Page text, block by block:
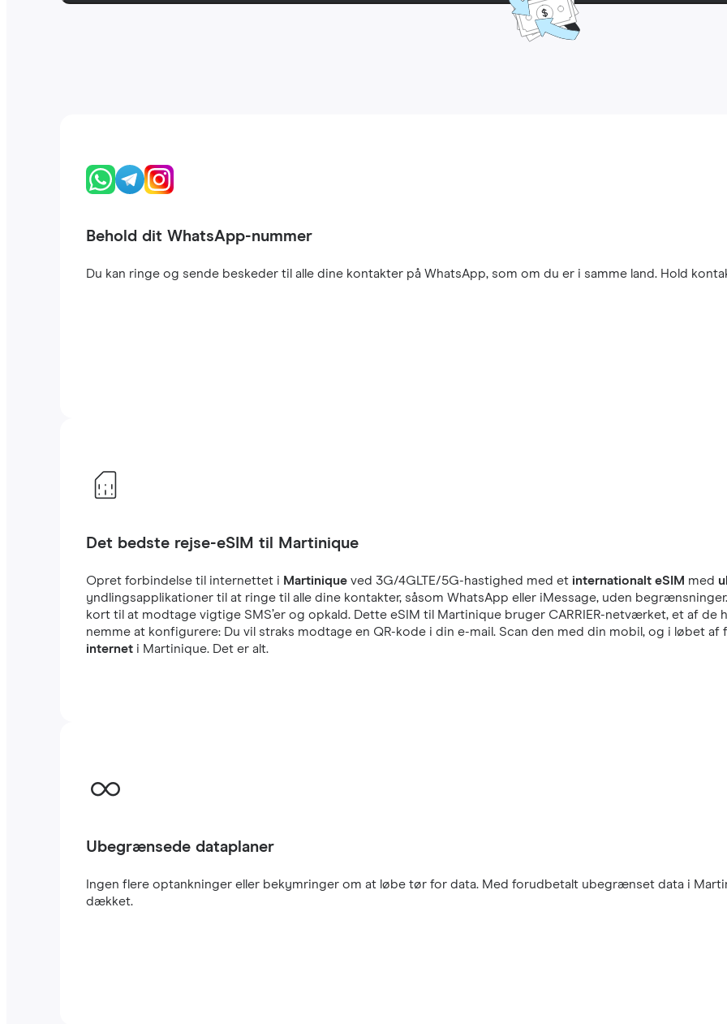
Behold dit WhatsApp-nummer
Du kan ringe og sende beskeder til alle dine kontakter på WhatsApp, som om du er i samme land. Hold
Det bedste rejse-eSIM til Martinique
Opret forbindelse til internettet i Martinique ved 3G/4GLTE/5G-hastighed med et internationalt eSIM med
yndlingsapplikationer til at ringe til alle dine kontakter, såsom WhatsApp eller iMessage, uden
kort til at modtage vigtige SMS’er og opkald. Dette eSIM til Martinique bruger CARRIER-netværket, et af de
nemme at konfigurere: Du vil straks modtage en QR-kode i din e-mail. Scan den med din mobil, og i løbet af
internet i Martinique. Det er alt.
Ubegrænsede dataplaner
Ingen flere optankninger eller bekymringer om at løbe tør for data. Med forudbetalt ubegrænset data i
dækket.